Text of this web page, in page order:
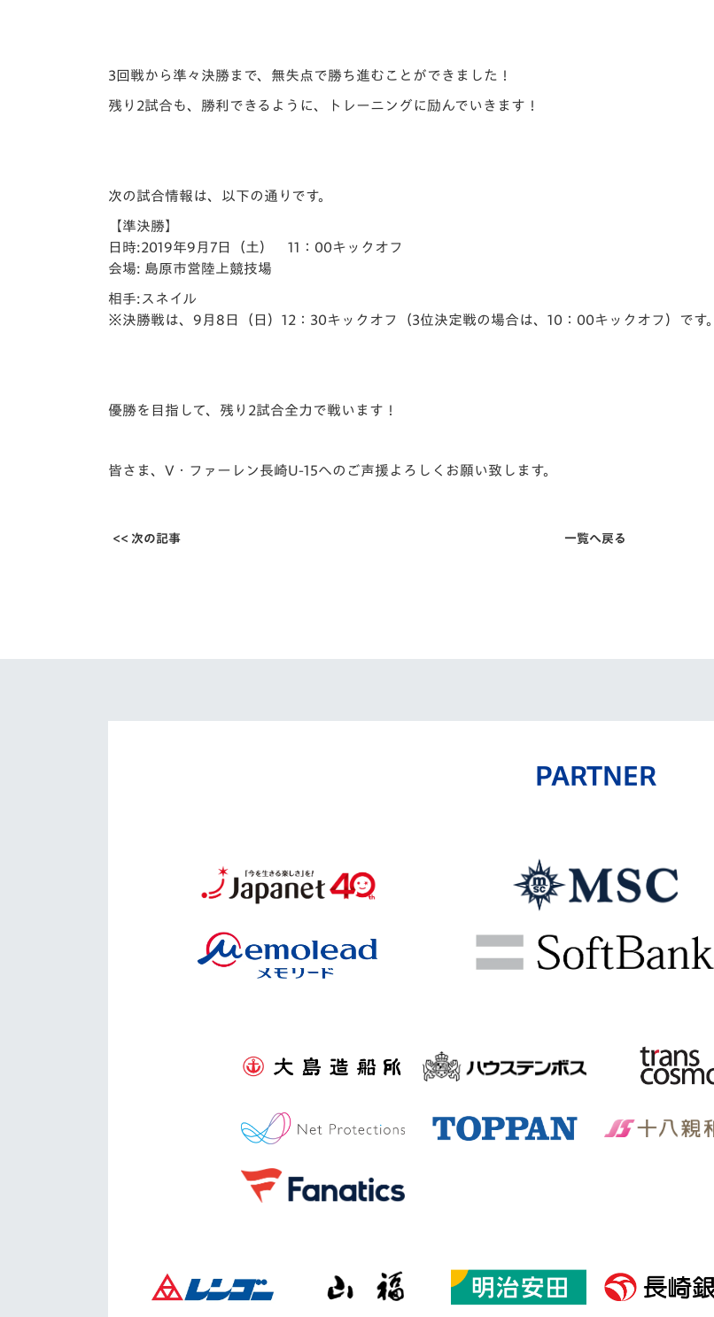
3回戦から準々決勝まで、無失点で勝ち進むことができました！
残り2試合も、勝利できるように、トレーニングに励んでいきます！
次の試合情報は、以下の通りです。
【準決勝】
日時:2019年9月7日（土） 11：00キックオフ
会場: 島原市営陸上競技場
相手:スネイル
※決勝戦は、9月8日（日）12：30キックオフ（3位決定戦の場合は、10：00キックオフ）です。
優勝を目指して、残り2試合全力で戦います！
皆さま、V・ファーレン長崎U-15へのご声援よろしくお願い致します。
<< 次の記事 一覧へ戻る
PARTNER